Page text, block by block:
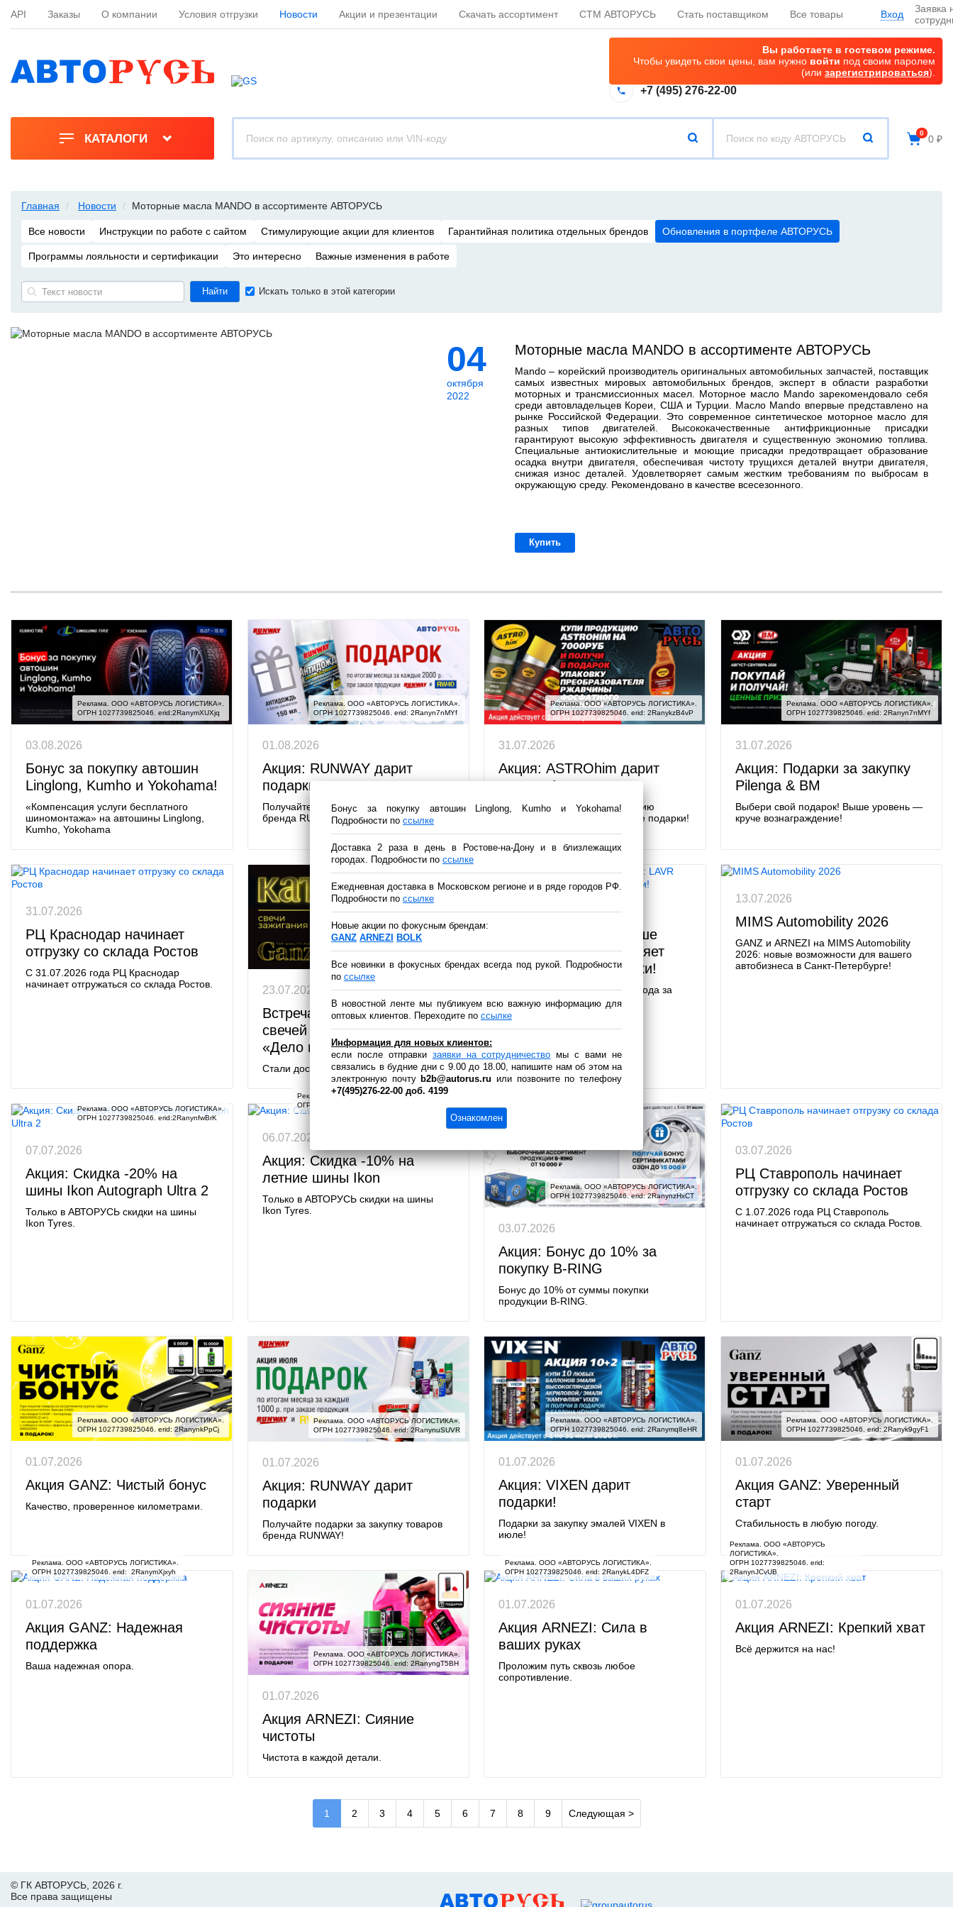
API Заказы О компании Условия отгрузки Новости Акции и презентации Скачать ассортимент СТМ АВТОРУСЬ Стать поставщиком Все товары Вход
Заявка
Вы работаете в гостевом режиме.
Чтобы увидеть свои цены, вам нужно войти под своим паролем
(или зарегистрироваться).
+7 (495) 276-22-00
КАТАЛОГИ 0 0 ₽
Главная Новости Моторные масла MANDO в ассортименте АВТОРУСЬ
Все новости Инструкции по работе с сайтом Стимулирующие акции для клиентов Гарантийная политика отдельных брендов Обновления в портфеле АВТОРУСЬ
Программы лояльности и сертификации Это интересно Важные изменения в работе
Найти Искать только в этой категории
04
октября
2022
Моторные масла MANDO в ассортименте АВТОРУСЬ
Mando – корейский производитель оригинальных автомобильных запчастей, поставщик
самых известных мировых автомобильных брендов, эксперт в области разработки
моторных и трансмиссионных масел. Моторное масло Mando зарекомендовало себя
среди автовладельцев Кореи, США и Турции. Масло Mando впервые представлено на
рынке Российской Федерации. Это современное синтетическое моторное масло для
разных типов двигателей. Высококачественные антифрикционные присадки
гарантируют высокую эффективность двигателя и существенную экономию топлива.
Специальные антиокислительные и моющие присадки предотвращает образование
осадка внутри двигателя, обеспечивая чистоту трущихся деталей внутри двигателя,
снижая износ деталей. Удовлетворяет самым жестким требованиям по выбросам в
окружающую среду. Рекомендовано в качестве всесезонного.
Купить
Реклама. ООО «АВТОРУСЬ ЛОГИСТИКА».
ОГРН 1027739825046. erid:2RanymXUXjq
03.08.2026
Бонус за покупку автошин
Linglong, Kumho и Yokohama!
«Компенсация услуги бесплатного
шиномонтажа» на автошины Linglong,
Kumho, Yokohama
Реклама. ООО «АВТОРУСЬ ЛОГИСТИКА».
ОГРН 1027739825046. erid: 2Ranyn7nMYf
01.08.2026
Акция: RUNWAY дарит
подарки
Получайте подарки за закупку товаров
бренда RUNWAY!
Реклама. ООО «АВТОРУСЬ ЛОГИСТИКА».
ОГРН 1027739825046. erid: 2RanykzB4vP
31.07.2026
Акция: ASTROhim дарит
подарки!
Весь август закупайте продукцию
бренда ASTROhim и получайте подарки!
Реклама. ООО «АВТОРУСЬ ЛОГИСТИКА».
ОГРН 1027739825046. erid: 2Ranyn7nMYf
31.07.2026
Акция: Подарки за закупку
Pilenga & BM
Выбери свой подарок! Выше уровень —
круче вознаграждение!
31.07.2026
РЦ Краснодар начинает
отгрузку со склада Ростов
С 31.07.2026 года РЦ Краснодар
начинает отгружаться со склада Ростов.
23.07.2026
Встречайте новый каталог
свечей зажигания GANZ:
«Дело в деталях»!
Стали доступны каталоги свечей GANZ
16.07.2026
Больше объема – выше
выгода: LAVR расширяет
линейку автокосметики!
Обновите свой арсенал для ухода за
авто!
13.07.2026
MIMS Automobility 2026
GANZ и ARNEZI на MIMS Automobility
2026: новые возможности для вашего
автобизнеса в Санкт-Петербурге!
Реклама. ООО «АВТОРУСЬ ЛОГИСТИКА».
ОГРН 1027739825046. erid:2RanynfwBrK
07.07.2026
Акция: Скидка -20% на
шины Ikon Autograph Ultra 2
Только в АВТОРУСЬ скидки на шины
Ikon Tyres.
Реклама. ООО «АВТОРУСЬ ЛОГИСТИКА».
ОГРН 1027739825046. erid: 2RanynEjQ4T
06.07.2026
Акция: Скидка -10% на
летние шины Ikon
Только в АВТОРУСЬ скидки на шины
Ikon Tyres.
Реклама. ООО «АВТОРУСЬ ЛОГИСТИКА».
ОГРН 1027739825046. erid: 2RanynzHxCT
03.07.2026
Акция: Бонус до 10% за
покупку B-RING
Бонус до 10% от суммы покупки
продукции B-RING.
03.07.2026
РЦ Ставрополь начинает
отгрузку со склада Ростов
С 1.07.2026 года РЦ Ставрополь
начинает отгружаться со склада Ростов.
Реклама. ООО «АВТОРУСЬ ЛОГИСТИКА».
ОГРН 1027739825046. erid: 2RanynkPpCj
01.07.2026
Акция GANZ: Чистый бонус
Качество, проверенное километрами.
Реклама. ООО «АВТОРУСЬ ЛОГИСТИКА».
ОГРН 1027739825046. erid: 2RanynuSUVR
01.07.2026
Акция: RUNWAY дарит
подарки
Получайте подарки за закупку товаров
бренда RUNWAY!
Реклама. ООО «АВТОРУСЬ ЛОГИСТИКА».
ОГРН 1027739825046. erid: 2Ranymq8eHR
01.07.2026
Акция: VIXEN дарит
подарки!
Подарки за закупку эмалей VIXEN в
июле!
Реклама. ООО «АВТОРУСЬ ЛОГИСТИКА».
ОГРН 1027739825046. erid: 2Ranyk9gyF1
01.07.2026
Акция GANZ: Уверенный
старт
Стабильность в любую погоду.
Реклама. ООО «АВТОРУСЬ ЛОГИСТИКА».
ОГРН 1027739825046. erid:  2RanymXjxyh
01.07.2026
Акция GANZ: Надежная
поддержка
Ваша надежная опора.
Реклама. ООО «АВТОРУСЬ ЛОГИСТИКА».
ОГРН 1027739825046. erid: 2RanyngT5BH
01.07.2026
Акция ARNEZI: Сияние
чистоты
Чистота в каждой детали.
Реклама. ООО «АВТОРУСЬ ЛОГИСТИКА».
ОГРН 1027739825046. erid: 2RanykL4DFZ
01.07.2026
Акция ARNEZI: Сила в
ваших руках
Проложим путь сквозь любое
сопротивление.
Реклама. ООО «АВТОРУСЬ
ЛОГИСТИКА».
ОГРН 1027739825046. erid:
2RanynJCvUB
01.07.2026
Акция ARNEZI: Крепкий хват
Всё держится на нас!
1 2 3 4 5 6 7 8 9 Следующая >
© ГК АВТОРУСЬ, 2026 г.
Все права защищены
Бонус за покупку автошин Linglong, Kumho и Yokohama!
Подробности по ссылке
Доставка 2 раза в день в Ростове-на-Дону и в близлежащих
городах. Подробности по ссылке
Ежедневная доставка в Московском регионе и в ряде городов РФ.
Подробности по ссылке
Новые акции по фокусным брендам:
GANZ ARNEZI BOLK
Все новинки в фокусных брендах всегда под рукой. Подробности
по ссылке
В новостной ленте мы публикуем всю важную информацию для
оптовых клиентов. Переходите по ссылке
Информация для новых клиентов:
если после отправки заявки на сотрудничество мы с вами не
связались в будние дни с 9.00 до 18.00, напишите нам об этом на
электронную почту b2b@autorus.ru или позвоните по телефону
+7(495)276-22-00 доб. 4199
Ознакомлен